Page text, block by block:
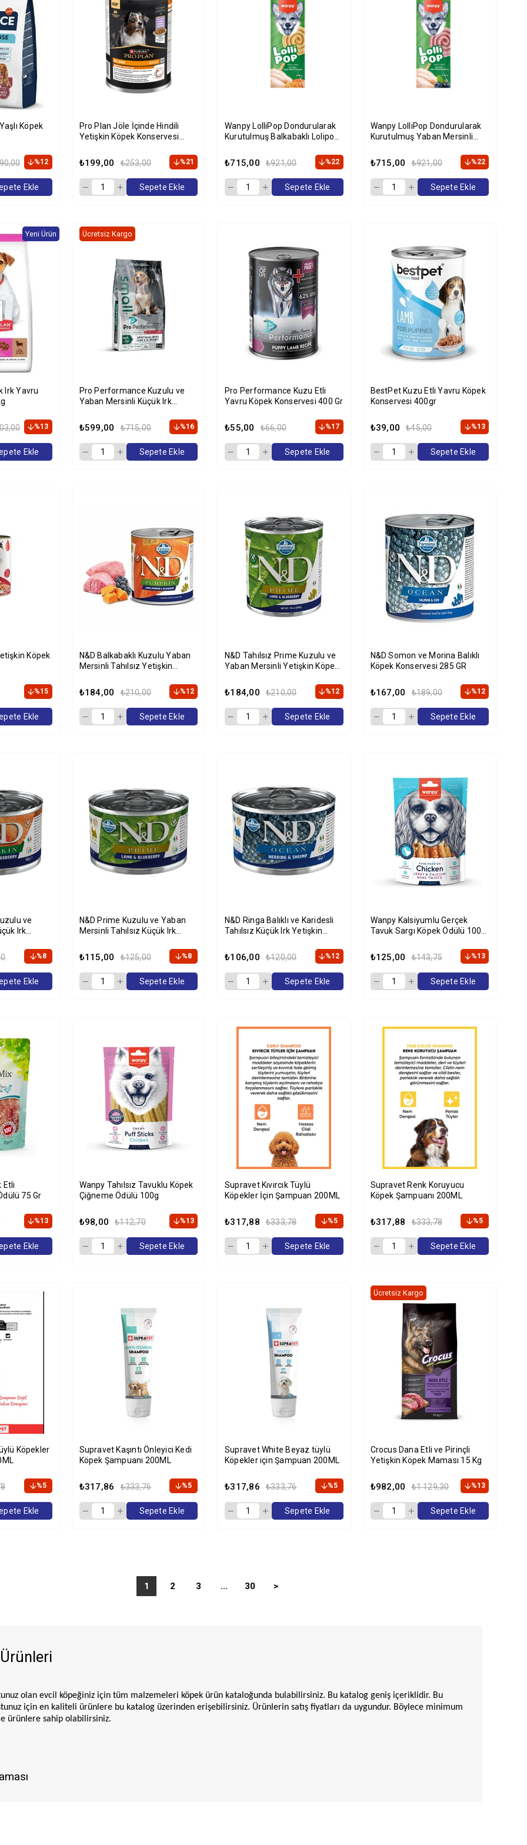
Köpek
%12
Ekle
Pro Plan Jöle İçinde Hindili
Yetişkin Köpek Konservesi
₺199,00 ₺253,00 %21
Sepete Ekle
Wanpy LolliPop Dondurularak
Kurutulmuş Balkabaklı Lolipop
₺715,00 ₺921,00 %22
Sepete Ekle
Wanpy LolliPop Dondurularak
Kurutulmuş Yaban Mersinli
6gr (10'lu)
₺715,00 ₺921,00 %22
Sepete Ekle
Irk Yavru
%13
Yeni Ürün
Ekle
Pro Performance Kuzulu ve
Yaban Mersinli Küçük Irk
₺599,00 ₺715,00 %16
Ücretsiz Kargo
Sepete Ekle
Pro Performance Kuzu Etli
Yavru Köpek Konservesi 400 Gr
₺55,00 ₺66,00 %17
Sepete Ekle
BestPet Kuzu Etli Yavru Köpek
Konservesi 400gr
₺39,00 ₺45,00 %13
Sepete Ekle
Köpek
%15
Ekle
N&D Balkabaklı Kuzulu Yaban
Mersinli Tahılsız Yetişkin
₺184,00 ₺210,00 %12
Sepete Ekle
N&D Tahılsız Prime Kuzulu ve
Yaban Mersinli Yetişkin Köpek
₺184,00 ₺210,00 %12
Sepete Ekle
N&D Somon ve Morina Balıklı
Köpek Konservesi 285 GR
₺167,00 ₺189,00 %12
Sepete Ekle
ve
Irk
%8
Ekle
N&D Prime Kuzulu ve Yaban
Mersinli Tahılsız Küçük Irk
140gr
₺115,00 ₺125,00 %8
Sepete Ekle
N&D Ringa Balıklı ve Karidesli
Tahılsız Küçük Irk Yetişkin
₺106,00 ₺120,00 %12
Sepete Ekle
Wanpy Kalsiyumlu Gerçek
Tavuk Sargı Köpek Ödülü 100
₺125,00 ₺143,75 %13
Sepete Ekle
Etli
75 Gr
%13
Ekle
Wanpy Tahılsız Tavuklu Köpek
Çiğneme Ödülü 100g
₺98,00 ₺112,70 %13
Sepete Ekle
Supravet Kıvırcık Tüylü
Köpekler İçin Şampuan 200ML
₺317,88 ₺333,78 %5
Sepete Ekle
Supravet Renk Koruyucu
Köpek Şampuanı 200ML
₺317,88 ₺333,78 %5
Sepete Ekle
%5
Ekle
Supravet Kaşıntı Önleyici Kedi
Köpek Şampuanı 200ML
₺317,86 ₺333,76 %5
Sepete Ekle
Supravet White Beyaz tüylü
Köpekler için Şampuan 200ML
₺317,86 ₺333,76 %5
Sepete Ekle
Crocus Dana Etli ve Pirinçli
Yetişkin Köpek Maması 15 Kg
₺982,00 ₺1.129,30 %13
Ücretsiz Kargo
Sepete Ekle
1 2 3 ... 30 >
olan evcil köpeğiniz için tüm malzemeleri köpek ürün kataloğunda bulabilirsiniz. Bu katalog geniş içeriklidir. Bu
için en kaliteli ürünlere bu katalog üzerinden erişebilirsiniz. Ürünlerin satış fiyatları da uygundur. Böylece minimum
ürünlere sahip olabilirsiniz.